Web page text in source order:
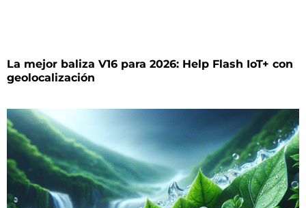
La mejor baliza V16 para 2026: Help Flash IoT+ con
geolocalización